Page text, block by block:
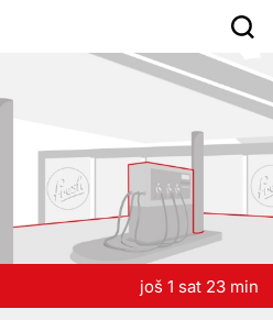
još 1 sat 23 min